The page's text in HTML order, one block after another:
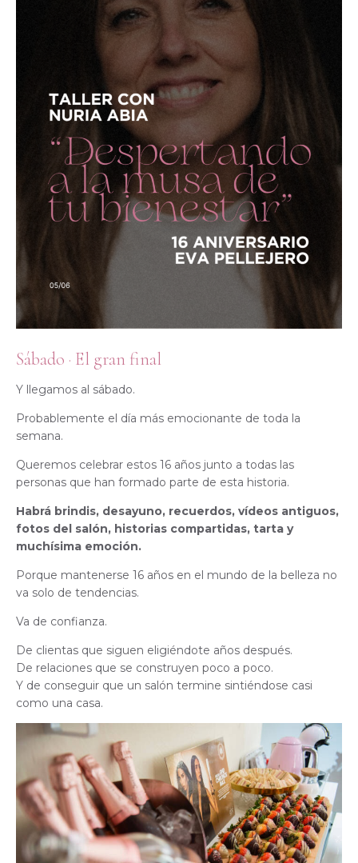
Sábado · El gran final
Y llegamos al sábado.
Probablemente el día más emocionante de toda la
semana.
Queremos celebrar estos 16 años junto a todas las
personas que han formado parte de esta historia.
Habrá brindis, desayuno, recuerdos, vídeos antiguos,
fotos del salón, historias compartidas, tarta y
muchísima emoción.
Porque mantenerse 16 años en el mundo de la belleza no
va solo de tendencias.
Va de confianza.
De clientas que siguen eligiéndote años después.
De relaciones que se construyen poco a poco.
Y de conseguir que un salón termine sintiéndose casi
como una casa.